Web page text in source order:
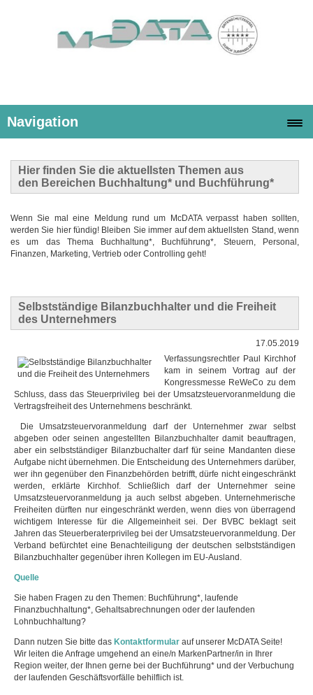
Navigation
Hier finden Sie die aktuellsten Themen aus
den Bereichen Buchhaltung* und Buchführung*
Wenn Sie mal eine Meldung rund um McDATA verpasst haben sollten,
werden Sie hier fündig! Bleiben Sie immer auf dem aktuellsten Stand, wenn
es um das Thema Buchhaltung*, Buchführung*, Steuern, Personal,
Finanzen, Marketing, Vertrieb oder Controlling geht!
Selbstständige Bilanzbuchhalter und die Freiheit
des Unternehmers
17.05.2019
Verfassungsrechtler Paul Kirchhof
kam in seinem Vortrag auf der
Kongressmesse ReWeCo zu dem
Schluss, dass das Steuerprivileg bei der Umsatzsteuervoranmeldung die
Vertragsfreiheit des Unternehmens beschränkt.
Die Umsatzsteuervoranmeldung darf der Unternehmer zwar selbst
abgeben oder seinen angestellten Bilanzbuchhalter damit beauftragen,
aber ein selbstständiger Bilanzbuchalter darf für seine Mandanten diese
Aufgabe nicht übernehmen. Die Entscheidung des Unternehmers darüber,
wer ihn gegenüber den Finanzbehörden betrifft, dürfe nicht eingeschränkt
werden, erklärte Kirchhof. Schließlich darf der Unternehmer seine
Umsatzsteuervoranmeldung ja auch selbst abgeben. Unternehmerische
Freiheiten dürften nur eingeschränkt werden, wenn dies von überragend
wichtigem Interesse für die Allgemeinheit sei. Der BVBC beklagt seit
Jahren das Steuerberaterprivileg bei der Umsatzsteuervoranmeldung. Der
Verband befürchtet eine Benachteiligung der deutschen selbstständigen
Bilanzbuchhalter gegenüber ihren Kollegen im EU-Ausland.
Quelle
Sie haben Fragen zu den Themen: Buchführung*, laufende
Finanzbuchhaltung*, Gehaltsabrechnungen oder der laufenden
Lohnbuchhaltung?
Dann nutzen Sie bitte das Kontaktformular auf unserer McDATA Seite!
Wir leiten die Anfrage umgehend an eine/n MarkenPartner/in in Ihrer
Region weiter, der Ihnen gerne bei der Buchführung* und der Verbuchung
der laufenden Geschäftsvorfälle behilflich ist.